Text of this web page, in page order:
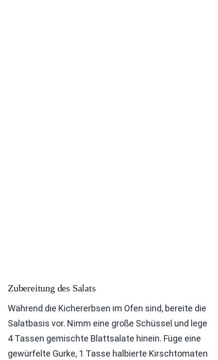
Zubereitung des Salats
Während die Kichererbsen im Ofen sind, bereite die
Salatbasis vor. Nimm eine große Schüssel und lege
4 Tassen gemischte Blattsalate hinein. Füge eine
gewürfelte Gurke, 1 Tasse halbierte Kirschtomaten